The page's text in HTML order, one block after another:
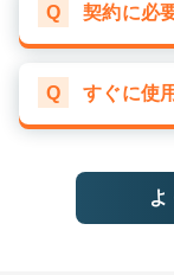
Q 契約に必
Q すぐに使
よ